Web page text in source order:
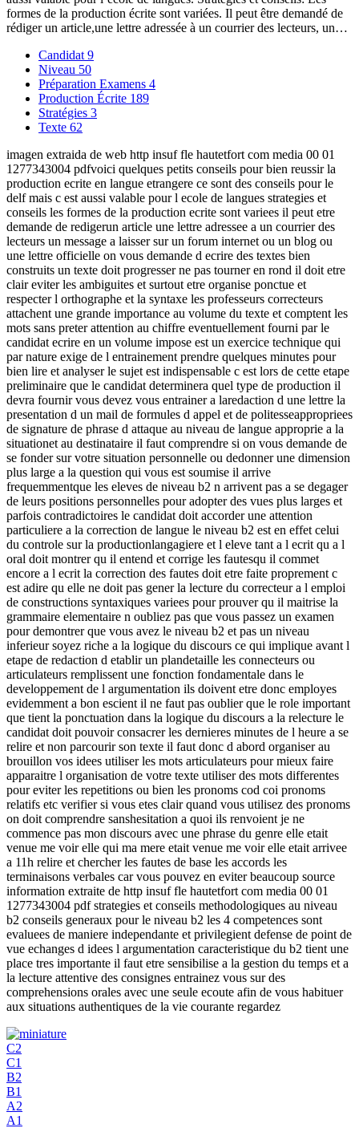
formes de la production écrite sont variées. Il peut être demandé de
rédiger un article,une lettre adressée à un courrier des lecteurs, un…
Candidat 9
Niveau 50
Préparation Examens 4
Production Écrite 189
Stratégies 3
Texte 62
imagen extraida de web http insuf fle hautetfort com media 00 01
1277343004 pdfvoici quelques petits conseils pour bien reussir la
production ecrite en langue etrangere ce sont des conseils pour le
delf mais c est aussi valable pour l ecole de langues strategies et
conseils les formes de la production ecrite sont variees il peut etre
demande de redigerun article une lettre adressee a un courrier des
lecteurs un message a laisser sur un forum internet ou un blog ou
une lettre officielle on vous demande d ecrire des textes bien
construits un texte doit progresser ne pas tourner en rond il doit etre
clair eviter les ambiguites et surtout etre organise ponctue et
respecter l orthographe et la syntaxe les professeurs correcteurs
attachent une grande importance au volume du texte et comptent les
mots sans preter attention au chiffre eventuellement fourni par le
candidat ecrire en un volume impose est un exercice technique qui
par nature exige de l entrainement prendre quelques minutes pour
bien lire et analyser le sujet est indispensable c est lors de cette etape
preliminaire que le candidat determinera quel type de production il
devra fournir vous devez vous entrainer a laredaction d une lettre la
presentation d un mail de formules d appel et de politesseappropriees
de signature de phrase d attaque au niveau de langue approprie a la
situationet au destinataire il faut comprendre si on vous demande de
se fonder sur votre situation personnelle ou dedonner une dimension
plus large a la question qui vous est soumise il arrive
frequemmentque les eleves de niveau b2 n arrivent pas a se degager
de leurs positions personnelles pour adopter des vues plus larges et
parfois contradictoires le candidat doit accorder une attention
particuliere a la correction de langue le niveau b2 est en effet celui
du controle sur la productionlangagiere et l eleve tant a l ecrit qu a l
oral doit montrer qu il entend et corrige les fautesqu il commet
encore a l ecrit la correction des fautes doit etre faite proprement c
est adire qu elle ne doit pas gener la lecture du correcteur a l emploi
de constructions syntaxiques variees pour prouver qu il maitrise la
grammaire elementaire n oubliez pas que vous passez un examen
pour demontrer que vous avez le niveau b2 et pas un niveau
inferieur soyez riche a la logique du discours ce qui implique avant l
etape de redaction d etablir un plandetaille les connecteurs ou
articulateurs remplissent une fonction fondamentale dans le
developpement de l argumentation ils doivent etre donc employes
evidemment a bon escient il ne faut pas oublier que le role important
que tient la ponctuation dans la logique du discours a la relecture le
candidat doit pouvoir consacrer les dernieres minutes de l heure a se
relire et non parcourir son texte il faut donc d abord organiser au
brouillon vos idees utiliser les mots articulateurs pour mieux faire
apparaitre l organisation de votre texte utiliser des mots differentes
pour eviter les repetitions ou bien les pronoms cod coi pronoms
relatifs etc verifier si vous etes clair quand vous utilisez des pronoms
on doit comprendre sanshesitation a quoi ils renvoient je ne
commence pas mon discours avec une phrase du genre elle etait
venue me voir elle qui ma mere etait venue me voir elle etait arrivee
a 11h relire et chercher les fautes de base les accords les
terminaisons verbales car vous pouvez en eviter beaucoup source
information extraite de http insuf fle hautetfort com media 00 01
1277343004 pdf strategies et conseils methodologiques au niveau
b2 conseils generaux pour le niveau b2 les 4 competences sont
evaluees de maniere independante et privilegient defense de point de
vue echanges d idees l argumentation caracteristique du b2 tient une
place tres importante il faut etre sensibilise a la gestion du temps et a
la lecture attentive des consignes entrainez vous sur des
comprehensions orales avec une seule ecoute afin de vous habituer
aux situations authentiques de la vie courante regardez
C2
C1
B2
B1
A2
A1